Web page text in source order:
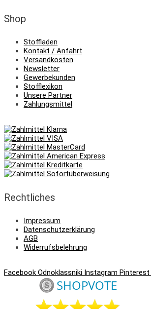
Shop
Stoffladen
Kontakt / Anfahrt
Versandkosten
Newsletter
Gewerbekunden
Stofflexikon
Unsere Partner
Zahlungsmittel
Rechtliches
Impressum
Datenschutzerklärung
AGB
Widerrufsbelehrung
Facebook Odnoklassniki Instagram Pinterest